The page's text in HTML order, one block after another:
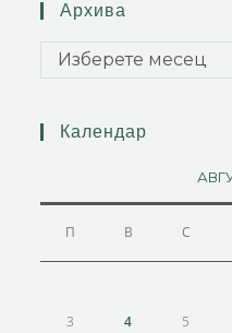
Архива
Изберете месец
Календар
П В С
3 4 5